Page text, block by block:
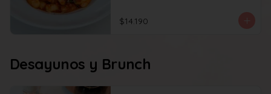
$14.190
Desayunos y Brunch